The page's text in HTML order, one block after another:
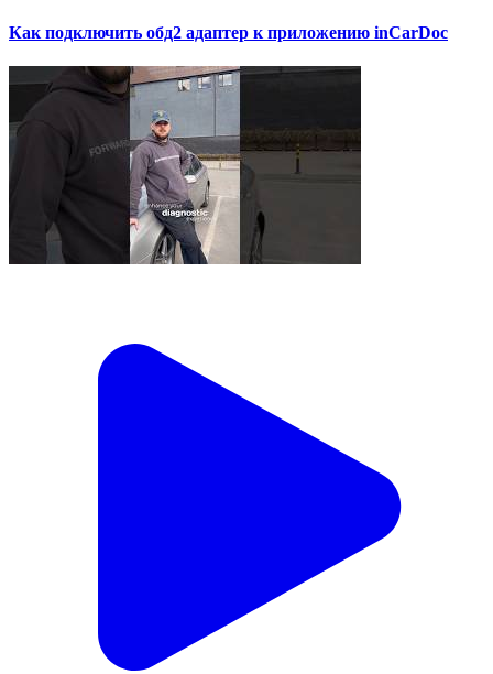
Как подключить обд2 адаптер к приложению inCarDoc